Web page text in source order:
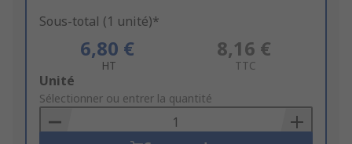
Sous-total (1 unité)*
6,80 €
HT
8,16 €
TTC
Add
to
Basket
Unité
Sélectionner ou entrer la quantité